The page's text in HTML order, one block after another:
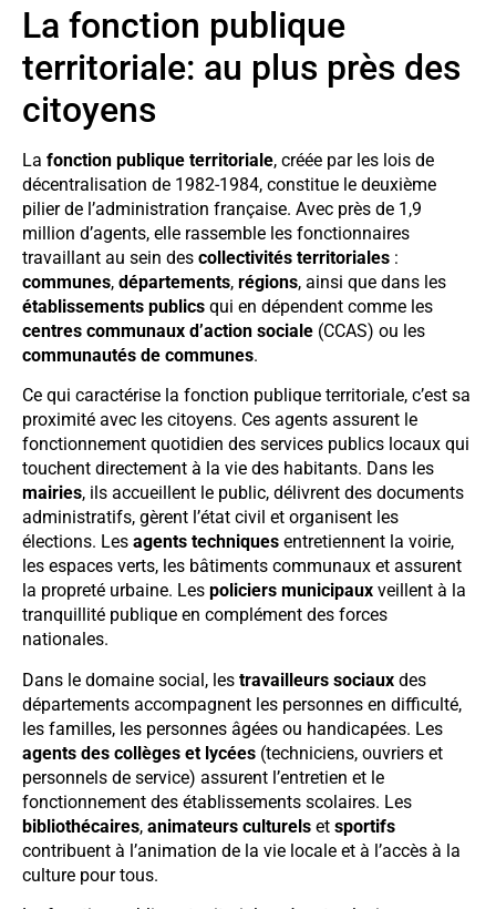
La fonction publique
territoriale: au plus près des
citoyens
La fonction publique territoriale, créée par les lois de
décentralisation de 1982-1984, constitue le deuxième
pilier de l’administration française. Avec près de 1,9
million d’agents, elle rassemble les fonctionnaires
travaillant au sein des collectivités territoriales :
communes, départements, régions, ainsi que dans les
établissements publics qui en dépendent comme les
centres communaux d’action sociale (CCAS) ou les
communautés de communes.
Ce qui caractérise la fonction publique territoriale, c’est sa
proximité avec les citoyens. Ces agents assurent le
fonctionnement quotidien des services publics locaux qui
touchent directement à la vie des habitants. Dans les
mairies, ils accueillent le public, délivrent des documents
administratifs, gèrent l’état civil et organisent les
élections. Les agents techniques entretiennent la voirie,
les espaces verts, les bâtiments communaux et assurent
la propreté urbaine. Les policiers municipaux veillent à la
tranquillité publique en complément des forces
nationales.
Dans le domaine social, les travailleurs sociaux des
départements accompagnent les personnes en difficulté,
les familles, les personnes âgées ou handicapées. Les
agents des collèges et lycées (techniciens, ouvriers et
personnels de service) assurent l’entretien et le
fonctionnement des établissements scolaires. Les
bibliothécaires, animateurs culturels et sportifs
contribuent à l’animation de la vie locale et à l’accès à la
culture pour tous.